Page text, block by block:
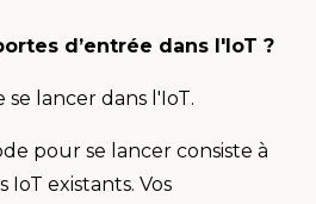
d’entrée dans l'IoT ?
se lancer dans l'IoT.
pour se lancer consiste à
existants. Vos